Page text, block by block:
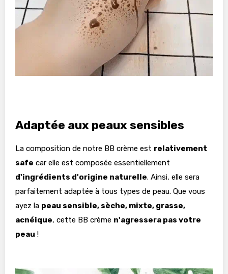
Adaptée aux peaux sensibles
La composition de notre BB crème est relativement
safe car elle est composée essentiellement
d'ingrédients d'origine naturelle. Ainsi, elle sera
parfaitement adaptée à tous types de peau. Que vous
ayez la peau sensible, sèche, mixte, grasse,
acnéique, cette BB crème n'agressera pas votre
peau !